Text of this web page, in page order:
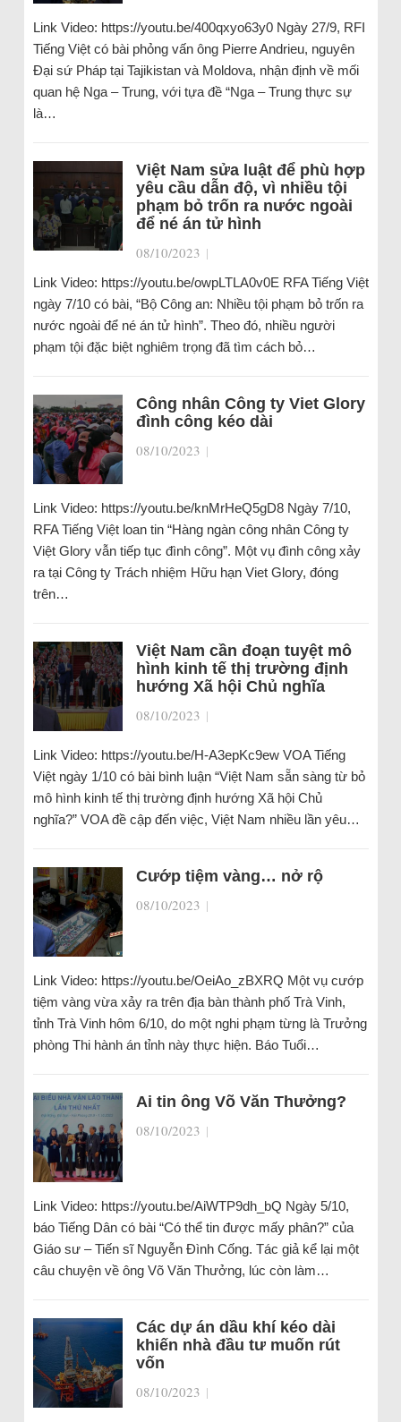
Link Video: https://youtu.be/400qxyo63y0 Ngày 27/9, RFI
Tiếng Việt có bài phỏng vấn ông Pierre Andrieu, nguyên
Đại sứ Pháp tại Tajikistan và Moldova, nhận định về mối
quan hệ Nga – Trung, với tựa đề “Nga – Trung thực sự
là…
Việt Nam sửa luật để phù hợp
yêu cầu dẫn độ, vì nhiều tội
phạm bỏ trốn ra nước ngoài
để né án tử hình
08/10/2023 |
Link Video: https://youtu.be/owpLTLA0v0E RFA Tiếng Việt
ngày 7/10 có bài, “Bộ Công an: Nhiều tội phạm bỏ trốn ra
nước ngoài để né án tử hình”. Theo đó, nhiều người
phạm tội đặc biệt nghiêm trọng đã tìm cách bỏ…
Công nhân Công ty Viet Glory
đình công kéo dài
08/10/2023 |
Link Video: https://youtu.be/knMrHeQ5gD8 Ngày 7/10,
RFA Tiếng Việt loan tin “Hàng ngàn công nhân Công ty
Việt Glory vẫn tiếp tục đình công”. Một vụ đình công xảy
ra tại Công ty Trách nhiệm Hữu hạn Viet Glory, đóng
trên…
Việt Nam cần đoạn tuyệt mô
hình kinh tế thị trường định
hướng Xã hội Chủ nghĩa
08/10/2023 |
Link Video: https://youtu.be/H-A3epKc9ew VOA Tiếng
Việt ngày 1/10 có bài bình luận “Việt Nam sẵn sàng từ bỏ
mô hình kinh tế thị trường định hướng Xã hội Chủ
nghĩa?” VOA đề cập đến việc, Việt Nam nhiều lần yêu…
Cướp tiệm vàng… nở rộ
08/10/2023 |
Link Video: https://youtu.be/OeiAo_zBXRQ Một vụ cướp
tiệm vàng vừa xảy ra trên địa bàn thành phố Trà Vinh,
tỉnh Trà Vinh hôm 6/10, do một nghi phạm từng là Trưởng
phòng Thi hành án tỉnh này thực hiện. Báo Tuổi…
Ai tin ông Võ Văn Thưởng?
08/10/2023 |
Link Video: https://youtu.be/AiWTP9dh_bQ Ngày 5/10,
báo Tiếng Dân có bài “Có thể tin được mấy phân?” của
Giáo sư – Tiến sĩ Nguyễn Đình Cống. Tác giả kể lại một
câu chuyện về ông Võ Văn Thưởng, lúc còn làm…
Các dự án dầu khí kéo dài
khiến nhà đầu tư muốn rút
vốn
08/10/2023 |